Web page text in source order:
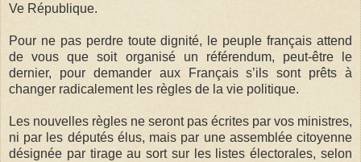
Ve République.
Pour ne pas perdre toute dignité, le peuple français attend
de vous que soit organisé un référendum, peut-être le
dernier, pour demander aux Français s’ils sont prêts à
changer radicalement les règles de la vie politique.
Les nouvelles règles ne seront pas écrites par vos ministres,
ni par les députés élus, mais par une assemblée citoyenne
désignée par tirage au sort sur les listes électorales, selon